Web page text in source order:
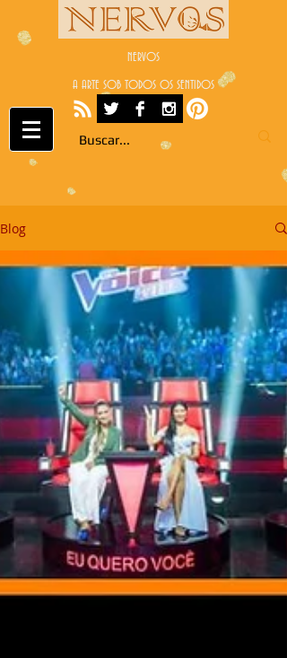
NERVOS
A ARTE SOB TODOS OS SENTIDOS
Blog